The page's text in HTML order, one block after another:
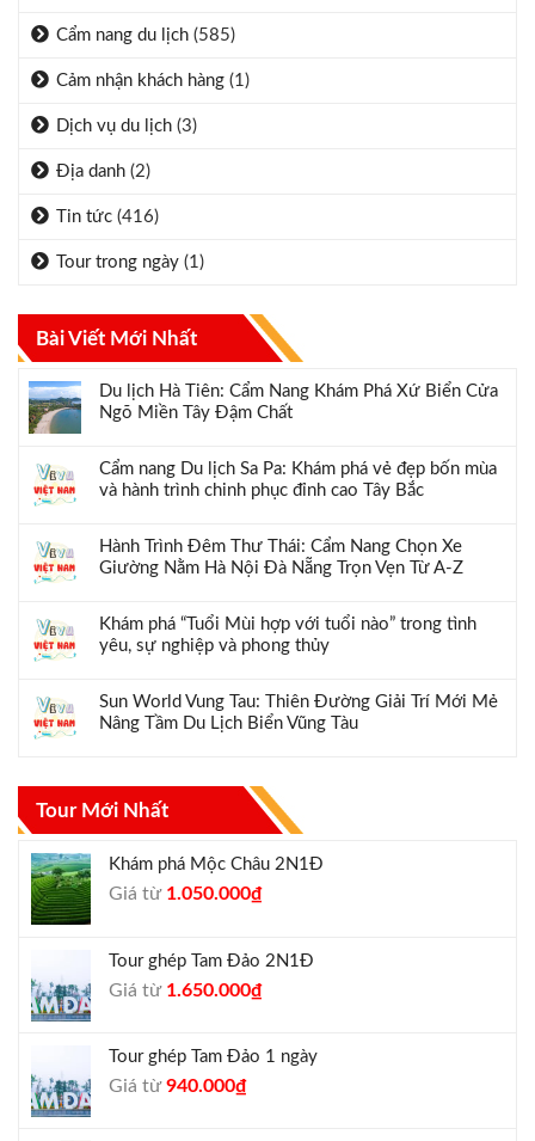
Cẩm nang du lịch (585)
Cảm nhận khách hàng (1)
Dịch vụ du lịch (3)
Địa danh (2)
Tin tức (416)
Tour trong ngày (1)
Bài Viết Mới Nhất
Du lịch Hà Tiên: Cẩm Nang Khám Phá Xứ Biển Cửa
Ngõ Miền Tây Đậm Chất
Cẩm nang Du lịch Sa Pa: Khám phá vẻ đẹp bốn mùa
và hành trình chinh phục đỉnh cao Tây Bắc
Hành Trình Đêm Thư Thái: Cẩm Nang Chọn Xe
Giường Nằm Hà Nội Đà Nẵng Trọn Vẹn Từ A-Z
Khám phá “Tuổi Mùi hợp với tuổi nào” trong tình
yêu, sự nghiệp và phong thủy
Sun World Vung Tau: Thiên Đường Giải Trí Mới Mẻ
Nâng Tầm Du Lịch Biển Vũng Tàu
Tour Mới Nhất
Khám phá Mộc Châu 2N1Đ
Giá từ Giá
1.300.000₫.
1.050.000₫Giá
là:
Tour ghép Tam Đảo 2N1Đ
Giá từ Giá
1.800.000₫.
1.650.000₫Giá
là:
Tour ghép Tam Đảo 1 ngày
Giá từGiá
940.000₫Giá